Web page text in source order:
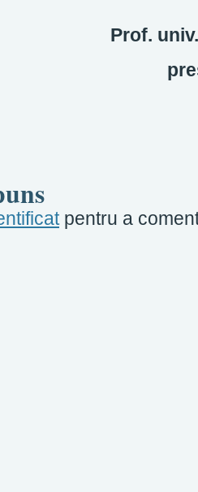
Prof.
pentru a